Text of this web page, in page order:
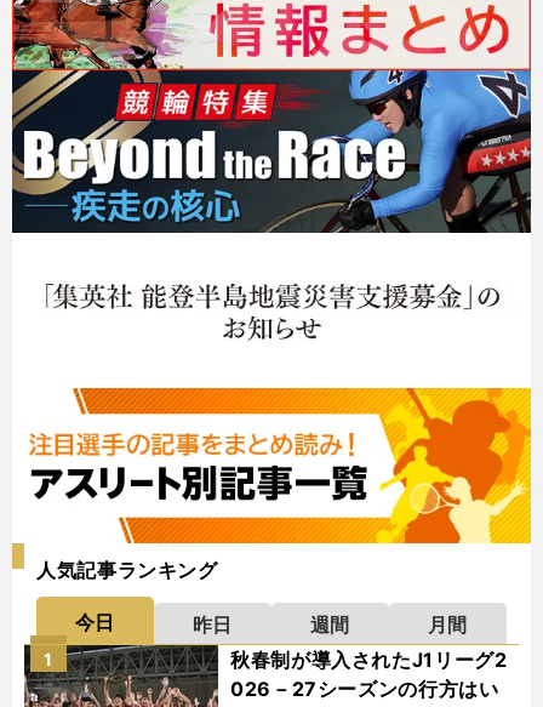
人気記事ランキング
今日 昨日 週間
月間
秋春制が導入されたJ1リーグ2
026－27シーズンの行方はい
1